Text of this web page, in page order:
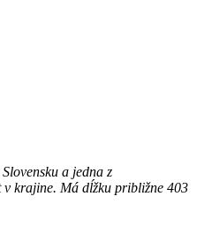
a jedna z
v krajine. Má dĺžku približne 403